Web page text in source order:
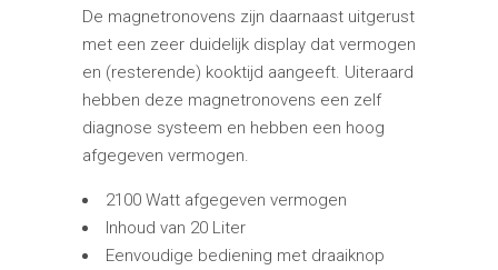
De magnetronovens zijn daarnaast uitgerust
met een zeer duidelijk display dat vermogen
en (resterende) kooktijd aangeeft. Uiteraard
hebben deze magnetronovens een zelf
diagnose systeem en hebben een hoog
afgegeven vermogen.
2100 Watt afgegeven vermogen
Inhoud van 20 Liter
Eenvoudige bediening met draaiknop